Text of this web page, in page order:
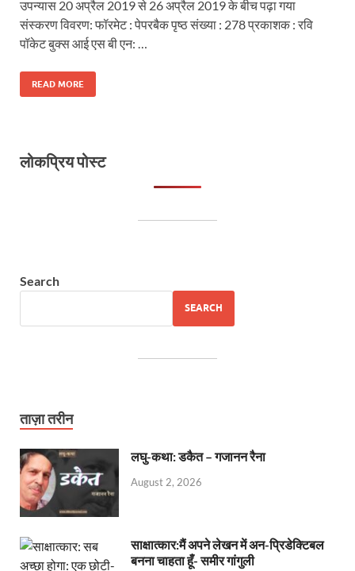
उपन्यास 20 अप्रैल 2019 से 26 अप्रैल 2019 के बीच पढ़ा गया
संस्करण विवरण: फॉरमेट : पेपरबैक पृष्ठ संख्या : 278 प्रकाशक : रवि
पॉकेट बुक्स आई एस बी एन: …
READ MORE
लोकप्रिय पोस्ट
Search
SEARCH
ताज़ा तरीन
लघु-कथा: डकैत – गजानन रैना
August 2, 2026
साक्षात्कार:मैं अपने लेखन में अन-प्रिडेक्टिबल
बनना चाहता हूँ- समीर गांगुली